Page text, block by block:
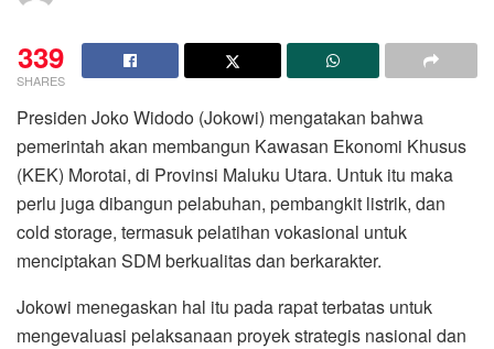
339
SHARES
Presiden Joko Widodo (Jokowi) mengatakan bahwa
pemerintah akan membangun Kawasan Ekonomi Khusus
(KEK) Morotai, di Provinsi Maluku Utara. Untuk itu maka
perlu juga dibangun pelabuhan, pembangkit listrik, dan
cold storage, termasuk pelatihan vokasional untuk
menciptakan SDM berkualitas dan berkarakter.
Jokowi menegaskan hal itu pada rapat terbatas untuk
mengevaluasi pelaksanaan proyek strategis nasional dan